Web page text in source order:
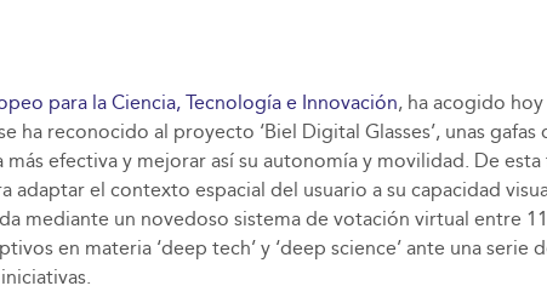
para la Ciencia, Tecnología e Innovación, ha acogido
ha reconocido al proyecto ‘Biel Digital Glasses’, unas
efectiva y mejorar así su autonomía y movilidad. De
el contexto espacial del usuario a su capacidad
mediante un novedoso sistema de votación virtual entre
en materia ‘deep tech’ y ‘deep science’ ante una serie